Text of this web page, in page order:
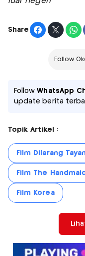
Share
Follow
FollowWhatsApp
update berita
Topik Artikel :
Film Dilarang
Film The
Film Korea